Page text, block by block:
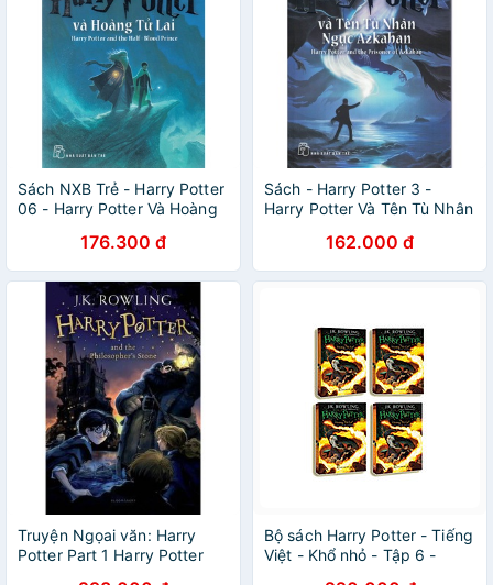
Sách NXB Trẻ - Harry Potter
06 - Harry Potter Và Hoàng
176.300 đ
Sách - Harry Potter 3 -
Harry Potter Và Tên Tù Nhân
162.000 đ
Truyện Ngọai văn: Harry
Potter Part 1 Harry Potter
Bộ sách Harry Potter - Tiếng
Việt - Khổ nhỏ - Tập 6 -